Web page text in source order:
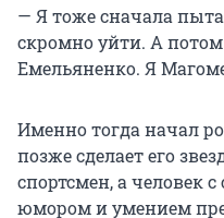
— Я тоже сначала
скромно уйти. А
Емельяненко. Я
Именно тогда начал
позже сделает его
спортсмен, а человек
юмором и умением